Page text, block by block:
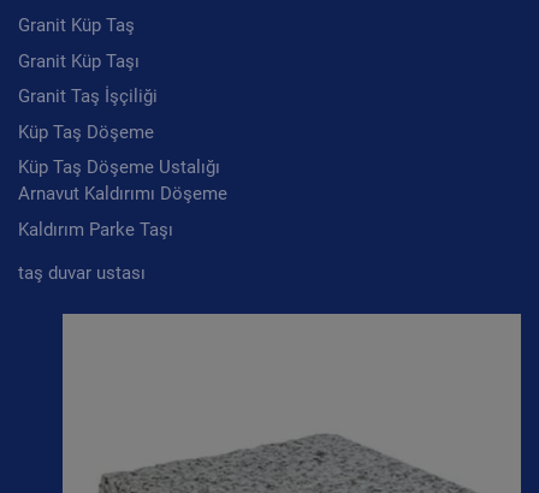
Granit Küp Taş
Granit Küp Taşı
Granit Taş İşçiliği
Küp Taş Döşeme
Küp Taş Döşeme Ustalığı
Arnavut Kaldırımı Döşeme
Kaldırım Parke Taşı
taş duvar ustası